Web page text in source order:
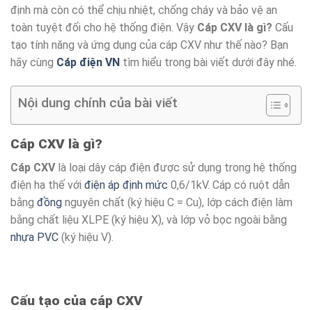
định mà còn có thể chịu nhiệt, chống cháy và bảo vệ an
toàn tuyệt đối cho hệ thống điện. Vậy Cáp CXV là gì? Cấu
tạo tính năng và ứng dụng của cáp CXV như thế nào? Bạn
hãy cùng Cáp điện VN tìm hiểu trong bài viết dưới đây nhé.
Nội dung chính của bài viết
Cáp CXV là gì?
Cáp CXVlà loại dây cáp điện được sử dụng trong hệ thống
điện hạ thế với điện áp định mức 0,6/1kV. Cáp có ruột dẫn
bằng đồng nguyên chất (ký hiệu C = Cu), lớp cách điện làm
bằng chất liệu XLPE (ký hiệu X), và lớp vỏ bọc ngoài bằng
nhựa PVC (ký hiệu V).
Cấu tạo của cáp CXV